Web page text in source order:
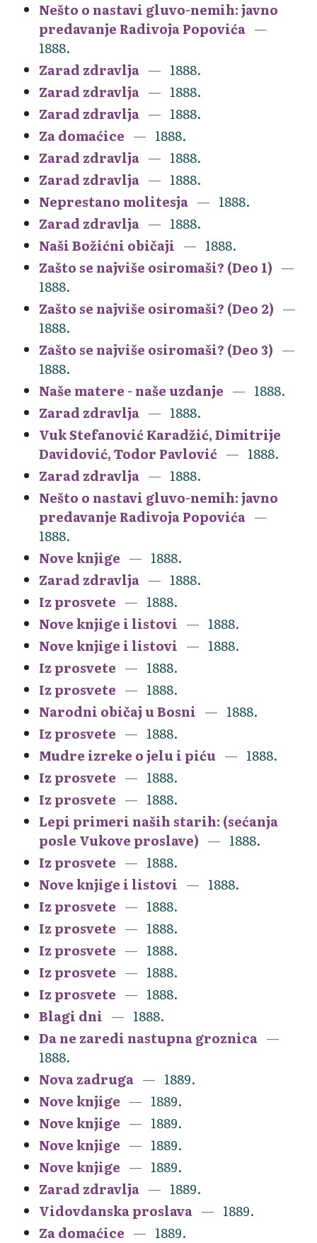
Nešto o nastavi gluvo-nemih: javno
predavanje Radivoja Popovića
1888.
Zarad zdravlja
1888.
Zarad zdravlja
1888.
Zarad zdravlja
1888.
Za domaćice
1888.
Zarad zdravlja
1888.
Zarad zdravlja
1888.
Neprestano molitesja
1888.
Zarad zdravlja
1888.
Naši Božićni običaji
1888.
Zašto se najviše osiromaši? (Deo 1)
1888.
Zašto se najviše osiromaši? (Deo 2)
1888.
Zašto se najviše osiromaši? (Deo 3)
1888.
Naše matere - naše uzdanje
1888.
Zarad zdravlja
1888.
Vuk Stefanović Karadžić, Dimitrije
Davidović, Todor Pavlović
1888.
Zarad zdravlja
1888.
Nešto o nastavi gluvo-nemih: javno
predavanje Radivoja Popovića
1888.
Nove knjige
1888.
Zarad zdravlja
1888.
Iz prosvete
1888.
Nove knjige i listovi
1888.
Nove knjige i listovi
1888.
Iz prosvete
1888.
Iz prosvete
1888.
Narodni običaj u Bosni
1888.
Iz prosvete
1888.
Mudre izreke o jelu i piću
1888.
Iz prosvete
1888.
Iz prosvete
1888.
Lepi primeri naših starih: (sećanja
posle Vukove proslave)
1888.
Iz prosvete
1888.
Nove knjige i listovi
1888.
Iz prosvete
1888.
Iz prosvete
1888.
Iz prosvete
1888.
Iz prosvete
1888.
Iz prosvete
1888.
Blagi dni
1888.
Da ne zaredi nastupna groznica
1888.
Nova zadruga
1889.
Nove knjige
1889.
Nove knjige
1889.
Nove knjige
1889.
Nove knjige
1889.
Zarad zdravlja
1889.
Vidovdanska proslava
1889.
Za domaćice
1889.